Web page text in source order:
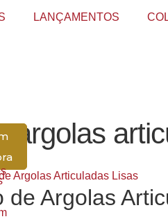
LANÇAMENTOS
argolas
de Argolas